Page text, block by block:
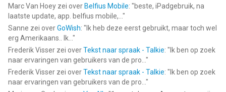
Marc Van Hoey zei over Belfius Mobile: "beste, iPadgebruik, na
laatste update, app. belfius mobile,... "
Sanne zei overGoWish: " Ik heb deze eerst gebruikt, maar toch wel
erg Amerikaans.. Ik... "
Frederik Visser zei overTekst naar spraak - Talkie: " Ik ben op zoek
naar ervaringen van gebruikers van de pro... "
Frederik Visser zei overTekst naar spraak - Talkie: " Ik ben op zoek
naar ervaringen van gebruikers van de pro... "